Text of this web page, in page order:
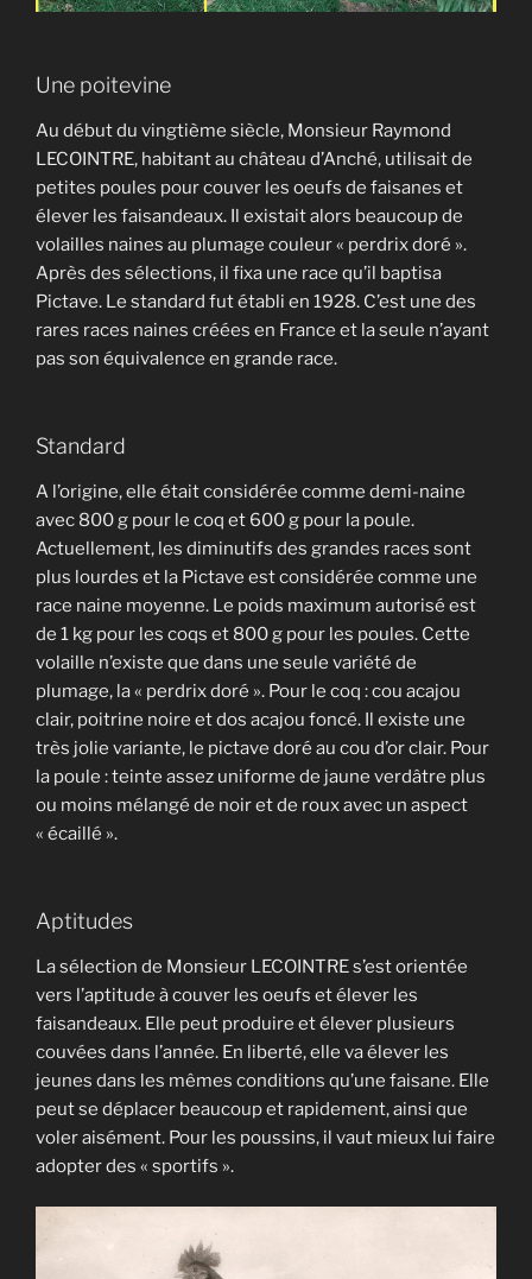
Une poitevine
Au début du vingtième siècle, Monsieur Raymond
LECOINTRE, habitant au château d’Anché, utilisait de
petites poules pour couver les oeufs de faisanes et
élever les faisandeaux. Il existait alors beaucoup de
volailles naines au plumage couleur « perdrix doré ».
Après des sélections, il fixa une race qu’il baptisa
Pictave. Le standard fut établi en 1928. C’est une des
rares races naines créées en France et la seule n’ayant
pas son équivalence en grande race.
Standard
A l’origine, elle était considérée comme demi-naine
avec 800 g pour le coq et 600 g pour la poule.
Actuellement, les diminutifs des grandes races sont
plus lourdes et la Pictave est considérée comme une
race naine moyenne. Le poids maximum autorisé est
de 1 kg pour les coqs et 800 g pour les poules. Cette
volaille n’existe que dans une seule variété de
plumage, la « perdrix doré ». Pour le coq : cou acajou
clair, poitrine noire et dos acajou foncé. Il existe une
très jolie variante, le pictave doré au cou d’or clair. Pour
la poule : teinte assez uniforme de jaune verdâtre plus
ou moins mélangé de noir et de roux avec un aspect
« écaillé ».
Aptitudes
La sélection de Monsieur LECOINTRE s’est orientée
vers l’aptitude à couver les oeufs et élever les
faisandeaux. Elle peut produire et élever plusieurs
couvées dans l’année. En liberté, elle va élever les
jeunes dans les mêmes conditions qu’une faisane. Elle
peut se déplacer beaucoup et rapidement, ainsi que
voler aisément. Pour les poussins, il vaut mieux lui faire
adopter des « sportifs ».